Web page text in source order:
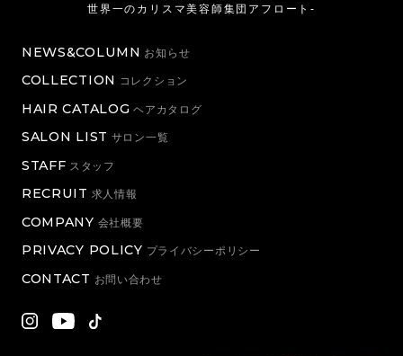
世界一のカリスマ美容師集団アフロート-
NEWS&COLUMN お知らせ
COLLECTION コレクション
HAIR CATALOG ヘアカタログ
SALON LIST サロン一覧
STAFF スタッフ
RECRUIT 求人情報
COMPANY 会社概要
PRIVACY POLICY プライバシーポリシー
CONTACT お問い合わせ